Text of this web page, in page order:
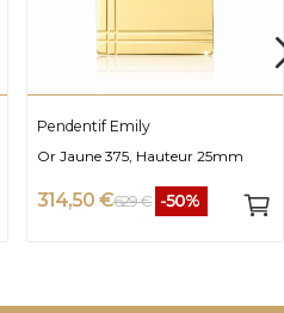
Pendentif Emily
Or Jaune 375, Hauteur 25mm
314,50 €629 € -50%